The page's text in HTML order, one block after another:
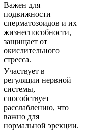
Важен для
подвижности
сперматозоидов и их
жизнеспособности,
защищает от
окислительного
стресса.
Участвует в
регуляции нервной
системы,
способствует
расслаблению, что
важно для
нормальной эрекции.